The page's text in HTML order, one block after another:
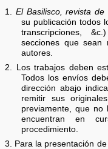
1. El Basilisco, revista de
su publicación todos
transcripciones,
secciones que sean
autores.
2. Los trabajos deben
Todos los envíos
dirección abajo
remitir sus
previamente, que
encuentran en
procedimiento.
3. Para la presentación